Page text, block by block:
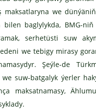
maksatlaryna we
bilen baglylykda, BMG-
serhetüsti suw
we tebigy mirasy
Şeýle-de
we suw-batgalyk ýerler
maksatnamasy,